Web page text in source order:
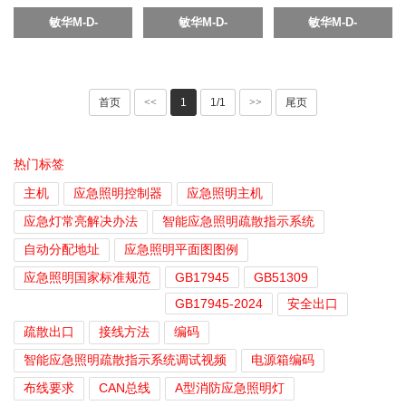
敏华M-D- 敏华M-D- 敏华M-D-
首页 << 1 1/1 >> 尾页
热门标签
主机
应急照明控制器
应急照明主机
应急灯常亮解决办法
智能应急照明疏散指示系统
自动分配地址
应急照明平面图图例
应急照明国家标准规范
GB17945
GB51309
GB17945-2024
安全出口
疏散出口
接线方法
编码
智能应急照明疏散指示系统调试视频
电源箱编码
布线要求
CAN总线 A型消防应急照明灯